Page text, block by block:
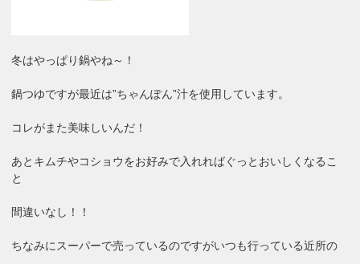
冬はやっぱり鍋やね～！
鍋つゆですが最近は”ちゃんぽん”汁を使用しています。
コレがまた美味しいんだ！
あとキムチやコショウをお好みで入れればぐっとおいしくなるこ
と
間違いなし！！
ちなみにスーパーで売っているのですがいつも行っている近所の